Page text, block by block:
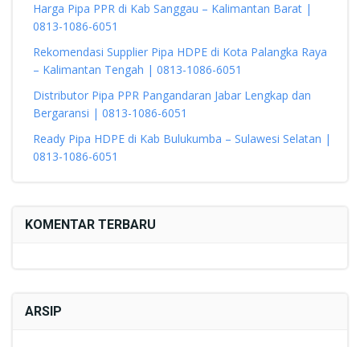
Harga Pipa PPR di Kab Sanggau – Kalimantan Barat |
0813-1086-6051
Rekomendasi Supplier Pipa HDPE di Kota Palangka Raya
– Kalimantan Tengah | 0813-1086-6051
Distributor Pipa PPR Pangandaran Jabar Lengkap dan
Bergaransi | 0813-1086-6051
Ready Pipa HDPE di Kab Bulukumba – Sulawesi Selatan |
0813-1086-6051
KOMENTAR TERBARU
ARSIP